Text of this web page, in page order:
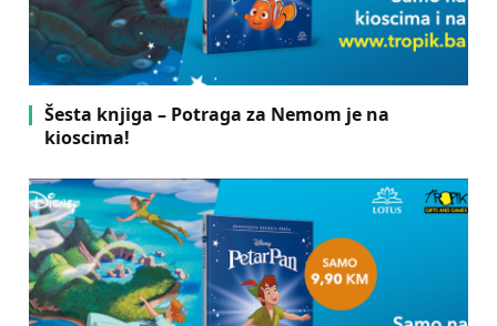
Šesta knjiga – Potraga za Nemom je na
kioscima!